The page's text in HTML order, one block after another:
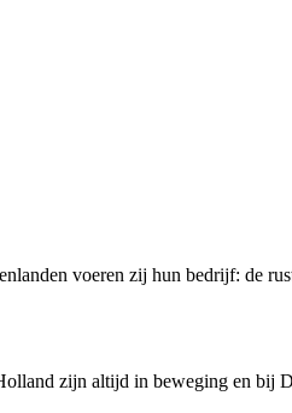
voeren zij hun bedrijf: de
zijn altijd in beweging en bij